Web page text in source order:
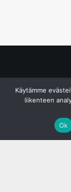
Käytämme
liikenteen
Ok